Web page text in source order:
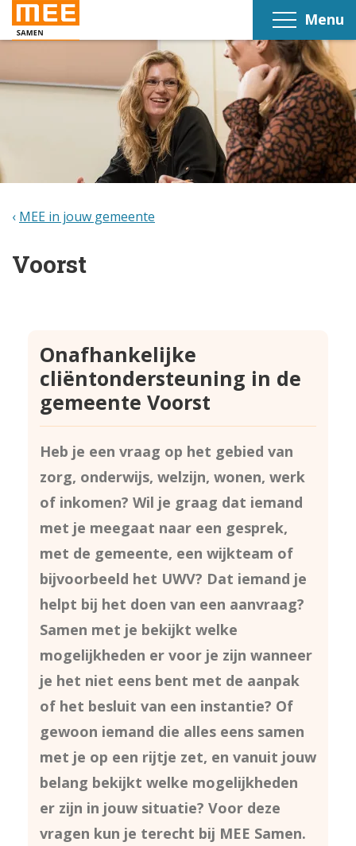
Menu
MEE in jouw gemeente
Voorst
Onafhankelijke
cliëntondersteuning in de
gemeente Voorst
Heb je een vraag op het gebied van
zorg, onderwijs, welzijn, wonen, werk
of inkomen? Wil je graag dat iemand
met je meegaat naar een gesprek,
met de gemeente, een wijkteam of
bijvoorbeeld het UWV? Dat iemand je
helpt bij het doen van een aanvraag?
Samen met je bekijkt welke
mogelijkheden er voor je zijn wanneer
je het niet eens bent met de aanpak
of het besluit van een instantie? Of
gewoon iemand die alles eens samen
met je op een rijtje zet, en vanuit jouw
belang bekijkt welke mogelijkheden
er zijn in jouw situatie? Voor deze
vragen kun je terecht bij MEE Samen.